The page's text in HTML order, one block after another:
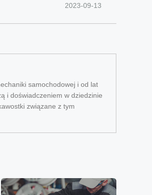
2023-09-13
samochodowej i od lat
i doświadczeniem w dziedzinie
związane z tym